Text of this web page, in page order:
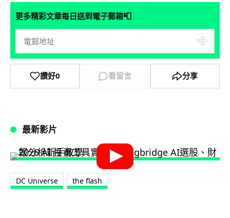
更多精彩文章每日送到電子郵箱📮
讚好0 看留言 分享
最新影片
DC Universe the flash